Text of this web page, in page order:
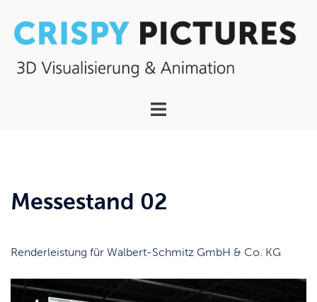
Inhalt
springen
Menü
Messestand 02
Renderleistung für Walbert-Schmitz GmbH & Co. KG